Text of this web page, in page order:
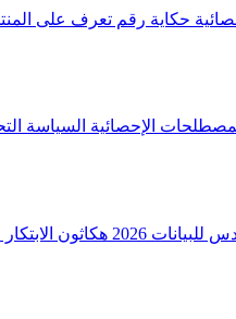
حكاية رقم تعرف على
الإحصائية السياسة
2026 هكاثون